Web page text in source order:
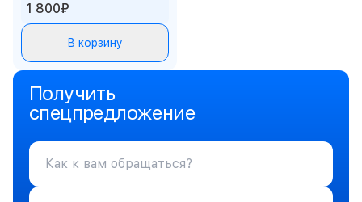
1 800₽
В корзину
Получить
спецпредложение